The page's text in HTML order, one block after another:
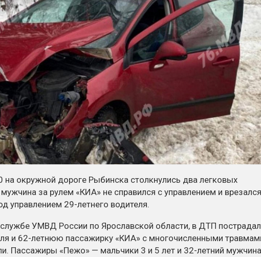
на окружной дороге Рыбинска столкнулись два легковых
за рулем «КИА» не справился с управлением и врезался
управлением 29-летнего водителя.
УМВД России по Ярославской области, в ДТП
и 62-летнюю пассажирку «КИА» с многочисленными
Пассажиры «Пежо» — мальчики 3 и 5 лет и 32-летний